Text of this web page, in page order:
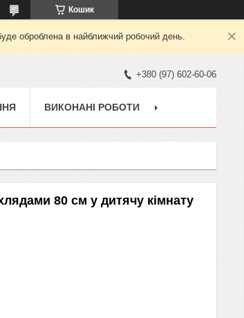
Кошик
оброблена в найближчий робочий день.
+380 (97) 602-60-06
ВИКОНАНІ РОБОТИ
80 см у дитячу кімнату